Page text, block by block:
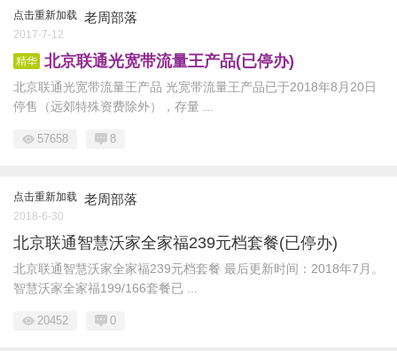
点击重新加载 老周部落
2017-7-12
精华 北京联通光宽带流量王产品(已停办)
北京联通光宽带流量王产品 光宽带流量王产品已于2018年8月20日
停售（远郊特殊资费除外），存量 ...
57658 8
点击重新加载 老周部落
2018-6-30
北京联通智慧沃家全家福239元档套餐(已停办)
北京联通智慧沃家全家福239元档套餐 最后更新时间：2018年7月。
智慧沃家全家福199/166套餐已 ...
20452 0